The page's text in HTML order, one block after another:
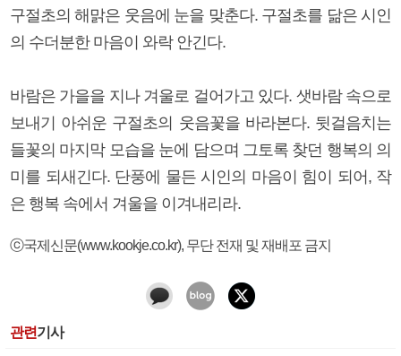
구절초의 해맑은 웃음에 눈을 맞춘다. 구절초를 닮은 시인
의 수더분한 마음이 와락 안긴다.
바람은 가을을 지나 겨울로 걸어가고 있다. 샛바람 속으로
보내기 아쉬운 구절초의 웃음꽃을 바라본다. 뒷걸음치는
들꽃의 마지막 모습을 눈에 담으며 그토록 찾던 행복의 의
미를 되새긴다. 단풍에 물든 시인의 마음이 힘이 되어, 작
은 행복 속에서 겨울을 이겨내리라.
ⓒ국제신문(www.kookje.co.kr), 무단 전재 및 재배포 금지
관련기사